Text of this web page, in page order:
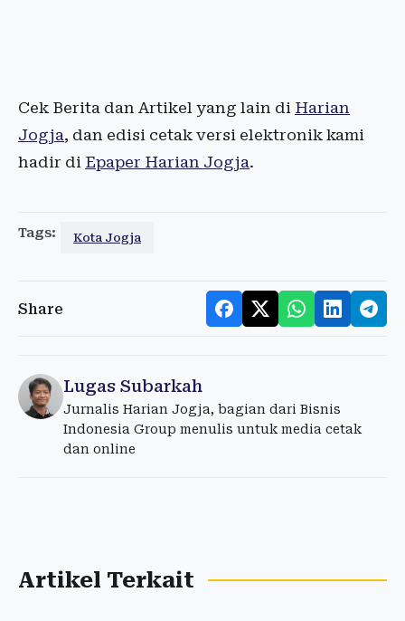
Cek Berita dan Artikel yang lain di Harian
Jogja, dan edisi cetak versi elektronik kami
hadir di Epaper Harian Jogja.
Tags: Kota Jogja
Share
Lugas Subarkah
Jurnalis Harian Jogja, bagian dari Bisnis
Indonesia Group menulis untuk media cetak
dan online
Artikel Terkait